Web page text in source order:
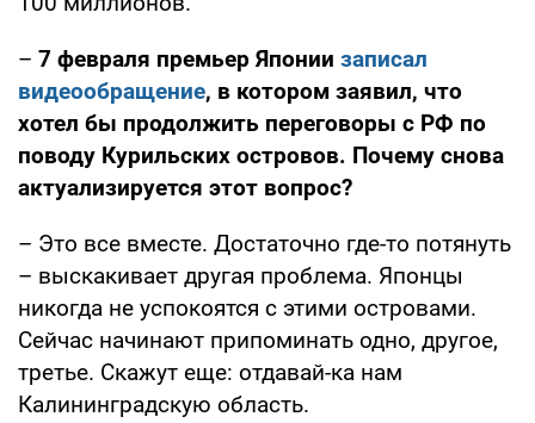
– 7 февраля премьер Японии записал
видеообращение, в котором заявил, что
хотел бы продолжить переговоры с РФ по
поводу Курильских островов. Почему снова
актуализируется этот вопрос?
– Это все вместе. Достаточно где-то потянуть
– выскакивает другая проблема. Японцы
никогда не успокоятся с этими островами.
Сейчас начинают припоминать одно, другое,
третье. Скажут еще: отдавай-ка нам
Калининградскую область.